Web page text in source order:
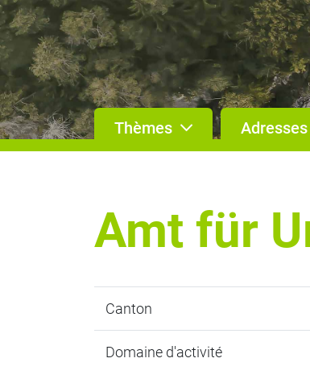
Thèmes Adresses
Amt für
Canton
Domaine d'activité